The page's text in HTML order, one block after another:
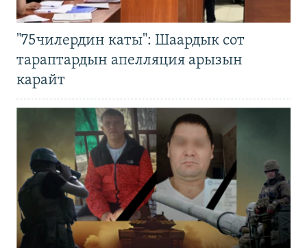
"75чилердин каты": Шаардык сот
тараптардын апелляция арызын
карайт